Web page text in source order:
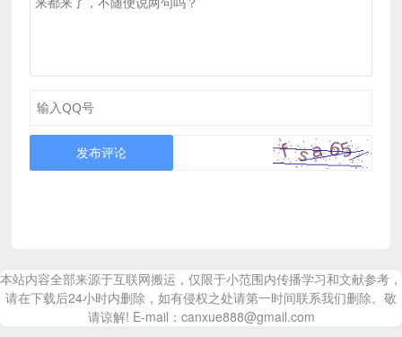
发布评论
本站内容全部来源于互联网搬运，仅限于小范围内传播学习和文献参考，
请在下载后24小时内删除，如有侵权之处请第一时间联系我们删除。敬
请谅解! E-mail：canxue888@gmail.com